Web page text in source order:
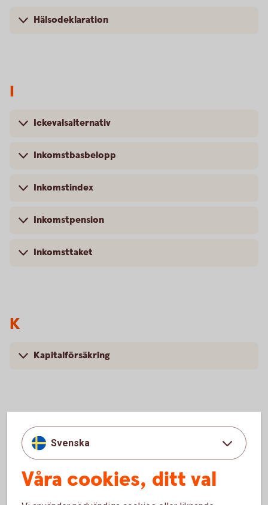
Hälsodeklaration
I
Ickevalsalternativ
Inkomstbasbelopp
Inkomstindex
Inkomstpension
Inkomsttaket
K
Kapitalförsäkring
Pension
Svenska
Våra cookies, ditt val